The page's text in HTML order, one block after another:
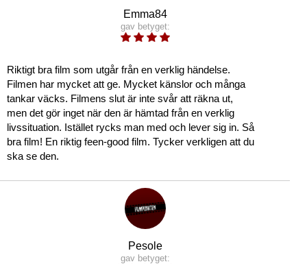
Emma84
gav betyget:
Riktigt bra film som utgår från en verklig händelse.
Filmen har mycket att ge. Mycket känslor och många
tankar väcks. Filmens slut är inte svår att räkna ut,
men det gör inget när den är hämtad från en verklig
livssituation. Istället rycks man med och lever sig in. Så
bra film! En riktig feen-good film. Tycker verkligen att du
ska se den.
Pesole
gav betyget: